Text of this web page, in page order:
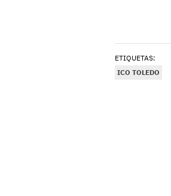
ETIQUETAS:
ICO TOLEDO